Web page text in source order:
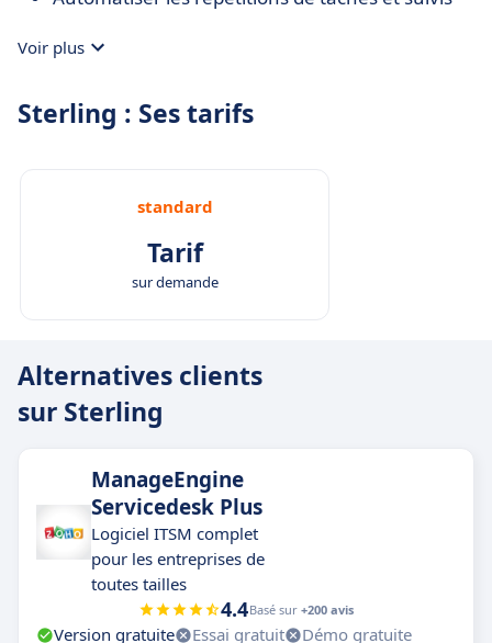
Voir plus
Sterling : Ses tarifs
standard
Tarif
sur demande
Alternatives clients
sur Sterling
ManageEngine
Servicedesk Plus
Logiciel ITSM complet
pour les entreprises de
toutes tailles
4.4Basé sur +200 avis
Version gratuite Essai gratuit
Démo gratuite